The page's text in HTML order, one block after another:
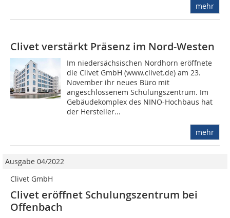
mehr
Clivet verstärkt Präsenz im Nord-Westen
Im niedersächsischen Nordhorn eröffnete
die Clivet GmbH (www.clivet.de) am 23.
November ihr neues Büro mit
angeschlossenem Schulungszentrum. Im
Gebäudekomplex des NINO-Hochbaus hat
der Hersteller...
mehr
Ausgabe 04/2022
Clivet GmbH
Clivet eröffnet Schulungszentrum bei
Offenbach